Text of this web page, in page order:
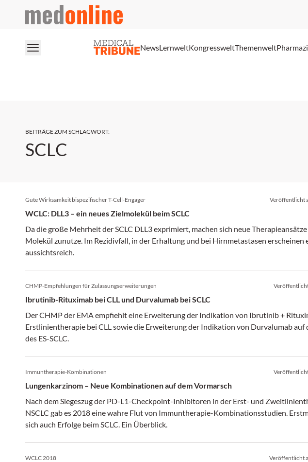
medonline
NewsLernweltKongressweltThemenwelt
BEITRÄGE ZUM SCHLAGWORT:
SCLC
Gute Wirksamkeit bispezifischer T-Cell-Engager Veröffentlicht
WCLC: DLL3 – ein neues Zielmolekül beim SCLC
Da die große Mehrheit der SCLC DLL3 exprimiert, machen sich neue
Molekül zunutze. Im Rezidivfall, in der Erhaltung und bei Hirnmetastasen erscheinen
aussichtsreich.
CHMP-Empfehlungen für Zulassungserweiterungen
Ibrutinib-Rituximab bei CLL und Durvalumab bei SCLC
Der CHMP der EMA empfiehlt eine Erweiterung der Indikation von Ibrutinib +
Erstlinientherapie bei CLL sowie die Erweiterung der Indikation von Durvalumab auf
des ES-SCLC.
Immuntherapie-Kombinationen
Lungenkarzinom – Neue Kombinationen auf dem Vormarsch
Nach dem Siegeszug der PD-L1-Checkpoint-Inhibitoren in der Erst- und
NSCLC gab es 2018 eine wahre Flut von Immuntherapie-Kombinationsstudien.
sich auch Erfolge beim SCLC. Ein Überblick.
WCLC 2018 Veröffentlicht